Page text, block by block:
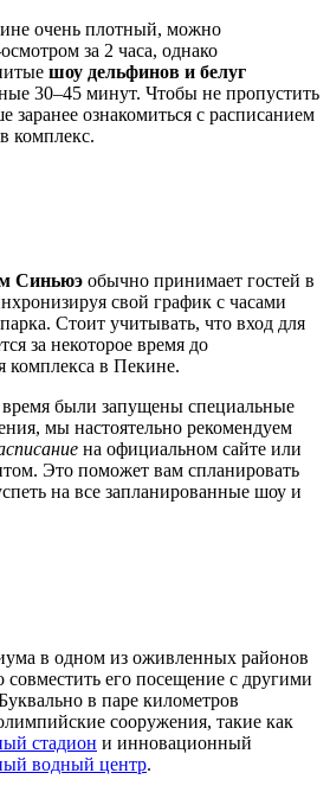
очень плотный, можно
за 2 часа, однако
шоу дельфинов и белуг
30–45 минут. Чтобы не пропустить
заранее ознакомиться с расписанием
комплекс.
Синьюэ обычно принимает гостей в
свой график с часами
Стоит учитывать, что вход для
за некоторое время до
комплекса в Пекине.
время были запущены специальные
мы настоятельно рекомендуем
на официальном сайте или
Это поможет вам спланировать
на все запланированные шоу и
в одном из оживленных районов
совместить его посещение с другими
в паре километров
сооружения, такие как
стадион и инновационный
водный центр.